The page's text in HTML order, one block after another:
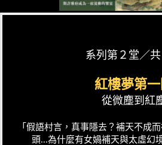
系列第２堂／
紅樓夢第一
從微塵到紅
「假語村言，真事隱去？補天不成
頭...為什麼有女媧補天與太虛幻